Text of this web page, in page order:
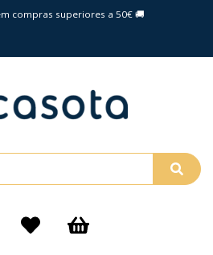
compras superiores a 50€ 🚚